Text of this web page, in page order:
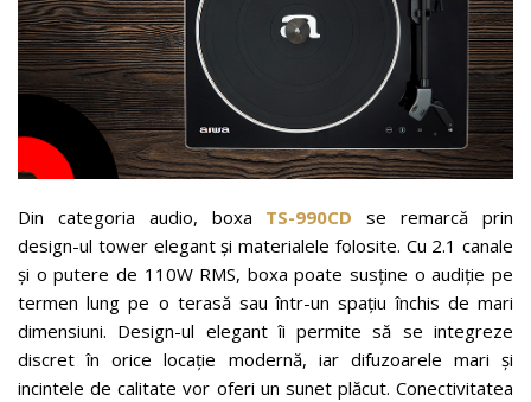
Din categoria audio, boxa TS-990CD se remarcă prin
design-ul tower elegant și materialele folosite. Cu 2.1 canale
și o putere de 110W RMS, boxa poate susține o audiție pe
termen lung pe o terasă sau într-un spațiu închis de mari
dimensiuni. Design-ul elegant îi permite să se integreze
discret în orice locație modernă, iar difuzoarele mari și
incintele de calitate vor oferi un sunet plăcut. Conectivitatea